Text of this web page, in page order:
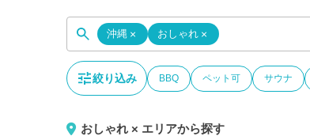
沖縄 × おしゃれ ×
絞り込み BBQ ペット可 サウナ
おしゃれ × エリアから探す